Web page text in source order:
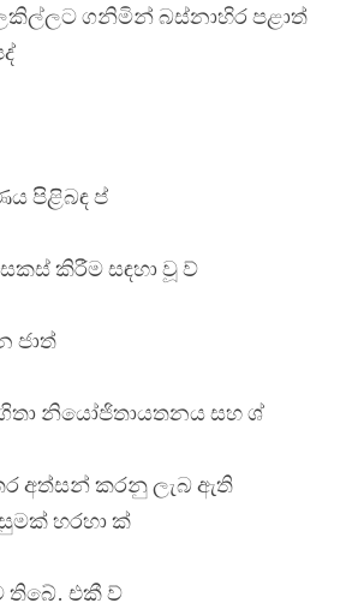
ගනිමින් බස්නාහිර පළාත්
පිළිබඳ ප්
කිරීම සඳහා වූ ව්
ජාත්
නියෝජිතායතනය සහ ශ්
අත්සන් කරනු ලැබ ඇති
හරහා ක්
තිබේ. එකී ව්